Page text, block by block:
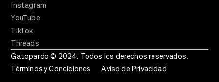
Instagram
YouTube
TikTok
Threads
Gatopardo © 2024. Todos los derechos reservados.
Términos y Condiciones
Aviso de Privacidad